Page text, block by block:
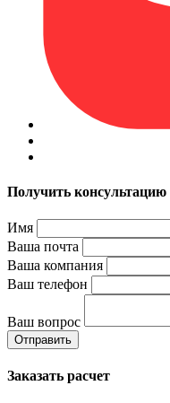
Получить консультацию
Имя
Ваша почта
Ваша компания
Ваш телефон
Ваш вопрос
Отправить
Заказать расчет